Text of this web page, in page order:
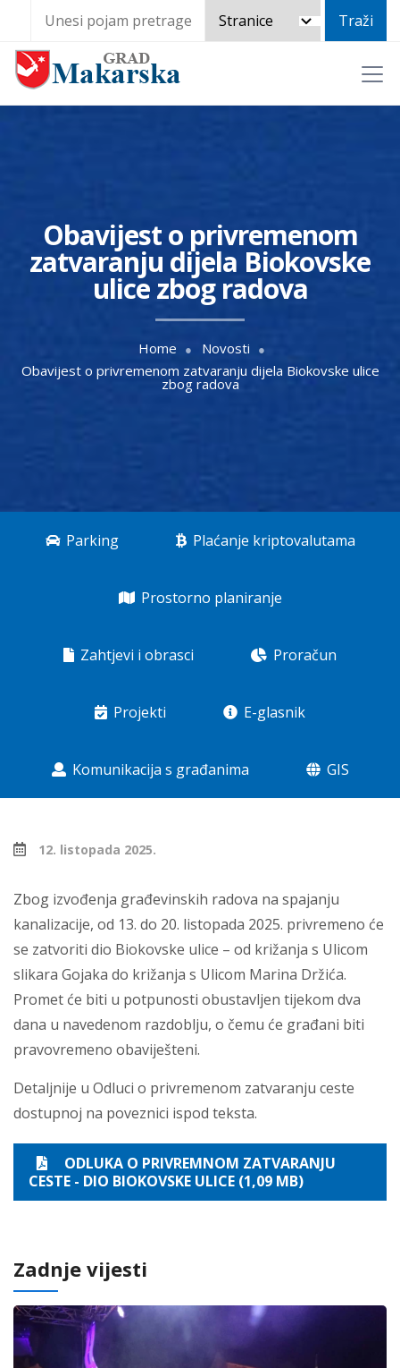
Obavijest o privremenom
zatvaranju dijela Biokovske
ulice zbog radova
Home
Novosti
Obavijest o privremenom zatvaranju dijela Biokovske ulice
zbog radova
Parking Plaćanje kriptovalutama
Prostorno planiranje
Zahtjevi i obrasci Proračun
Projekti E-glasnik
Komunikacija s građanima GIS
12. listopada 2025.
Zbog izvođenja građevinskih radova na spajanju
kanalizacije, od 13. do 20. listopada 2025. privremeno će
se zatvoriti dio Biokovske ulice – od križanja s Ulicom
slikara Gojaka do križanja s Ulicom Marina Držića.
Promet će biti u potpunosti obustavljen tijekom dva
dana u navedenom razdoblju, o čemu će građani biti
pravovremeno obaviješteni.
Detaljnije u Odluci o privremenom zatvaranju ceste
dostupnoj na poveznici ispod teksta.
ODLUKA O PRIVREMNOM ZATVARANJU
CESTE - DIO BIOKOVSKE ULICE (1,09 MB)
Zadnje vijesti